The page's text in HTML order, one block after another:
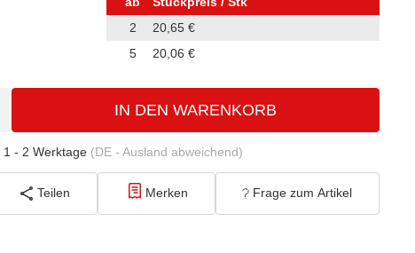
2
20,65 €
5
20,06 €
IN DEN WARENKORB
1 - 2 Werktage (DE - Ausland abweichend)
Teilen Merken Frage zum Artikel